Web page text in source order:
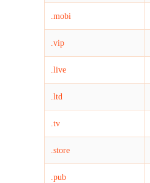
.mobi
.vip
.live
.ltd
.tv
.store
.pub